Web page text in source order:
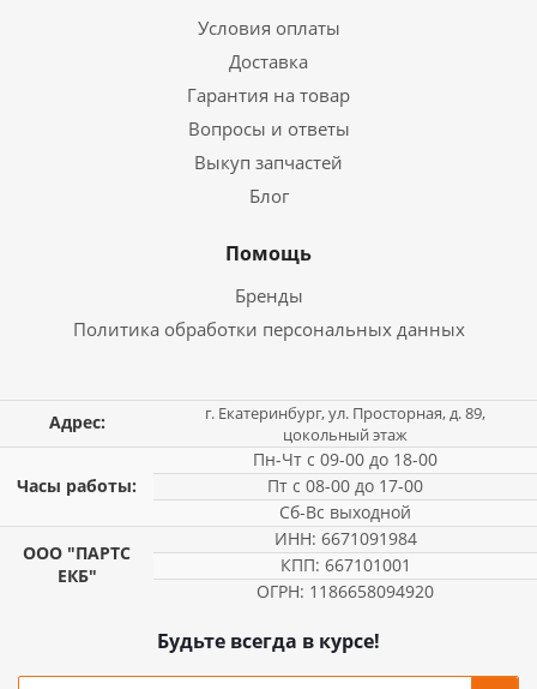
Условия оплаты
Доставка
Гарантия на товар
Вопросы и ответы
Выкуп запчастей
Блог
Помощь
Бренды
Политика обработки персональных данных
Адрес:
г. Екатеринбург, ул. Просторная, д. 89,
цокольный этаж
Часы работы:
Пн-Чт с 09-00 до 18-00
Пт с 08-00 до 17-00
Сб-Вс выходной
ООО "ПАРТС
ЕКБ"
ИНН: 6671091984
КПП: 667101001
ОГРН: 1186658094920
Будьте всегда в курсе!